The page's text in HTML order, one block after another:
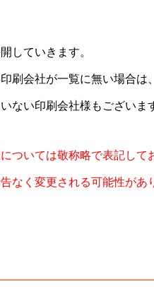
していきます。
刷会社が一覧に無い場合は
ない印刷会社様もございま
ついては敬称略で表記して
なく変更される可能性があ